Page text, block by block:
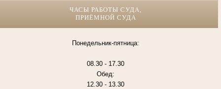
ЧАСЫ РАБОТЫ СУДА,
ПРИЁМНОЙ СУДА
Понедельник-пятница:
08.30 - 17.30
Обед:
12.30 - 13.30